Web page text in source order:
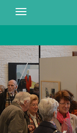
Toggle
navigation
Meet
in
Mechelen